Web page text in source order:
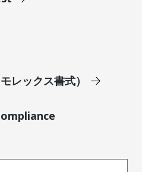
レックス書式）